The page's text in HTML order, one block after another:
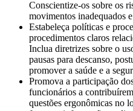
Conscientize-os sobre os
movimentos inadequados
Estabeleça políticas e
procedimentos claros
Inclua diretrizes sobre o
pausas para descanso,
promover a saúde e a
Promova a participação
funcionários a
questões ergonômicas no